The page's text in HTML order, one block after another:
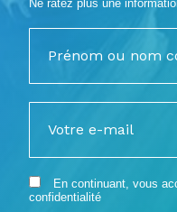
Ne ratez plus une
En continuant, vous
confidentialité